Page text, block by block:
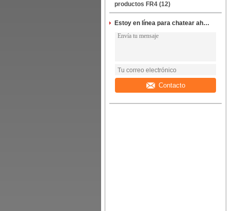
productos FR4 (12)
Estoy en línea para chatear ahora
Contacto